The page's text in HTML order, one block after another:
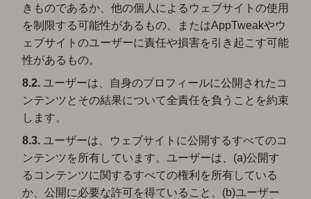
きものであるか、他の個人によるウェブサイトの使用
を制限する可能性があるもの、またはAppTweakやウ
ェブサイトのユーザーに責任や損害を引き起こす可能
性があるもの。
8.2. ユーザーは、自身のプロフィールに公開されたコ
ンテンツとその結果について全責任を負うことを約束
します。
8.3. ユーザーは、ウェブサイトに公開するすべてのコ
ンテンツを所有しています。ユーザーは、(a)公開す
るコンテンツに関するすべての権利を所有している
か、公開に必要な許可を得ていること、(b)ユーザー